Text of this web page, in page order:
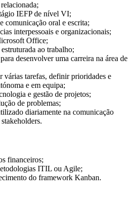
IEFP de nível VI;
comunicação oral e escrita;
interpessoais e organizacionais;
Office;
ao trabalho;
desenvolver uma carreira na área de
várias tarefas, definir prioridades e
e em equipa;
e gestão de projetos;
de problemas;
diariamente na comunicação
financeiros;
ITIL ou Agile;
do framework Kanban.